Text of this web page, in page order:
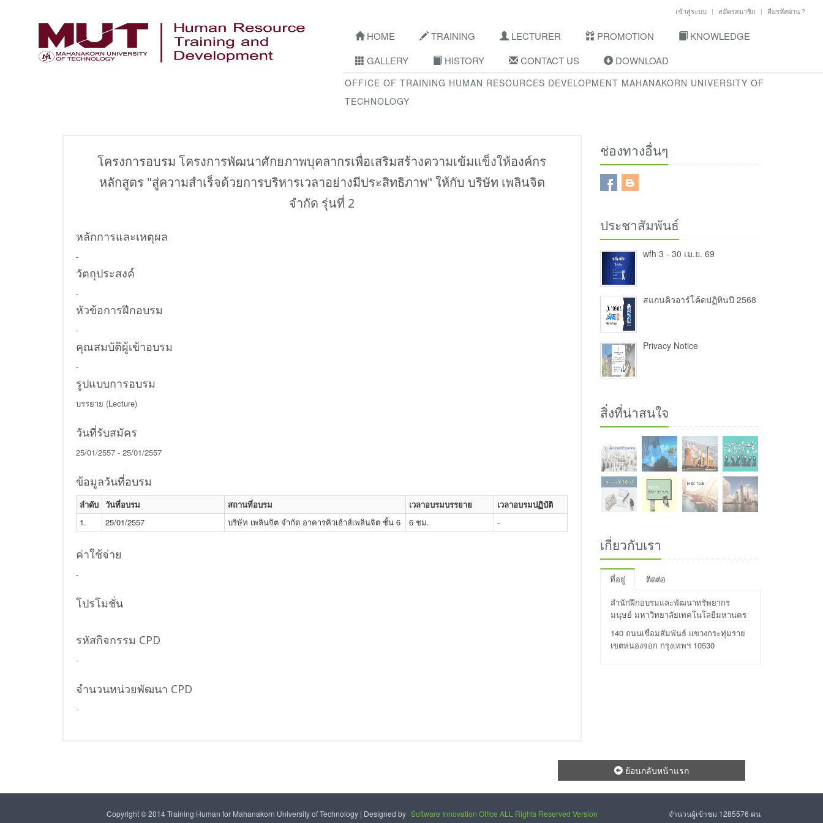
เข้าสู่ระบบ สมัครสมาชิก ลืมรหัสผ่าน ?
HOME TRAINING LECTURER PROMOTION
KNOWLEDGE
GALLERY
HISTORY CONTACT US DOWNLOAD
OFFICE OF TRAINING HUMAN RESOURCES DEVELOPMENT MAHANAKORN UNIVERSITY OF
TECHNOLOGY
โครงการอบรม โครงการพัฒนาศักยภาพบุคลากรเพื่อเสริมสร้างความเข้มแข็งให้องค์กร
หลักสูตร "สู่ความสำเร็จด้วยการบริหารเวลาอย่างมีประสิทธิภาพ" ให้กับ บริษัท เพลินจิต
จำกัด รุ่นที่ 2
หลักการและเหตุผล
-
วัตถุประสงค์
-
หัวข้อการฝีกอบรม
-
คุณสมบัติผู้เข้าอบรม
-
รูปแบบการอบรม
บรรยาย (Lecture)
วันที่รับสมัคร
25/01/2557 - 25/01/2557
ข้อมูลวันที่อบรม
ลำดับ วันที่อบรม สถานที่อบรม เวลาอบรมบรรยาย
เวลาอบรมปฏิบัติ
1.
25/01/2557 บริษัท เพลินจิต จำกัด อาคารคิวเฮ้าส์เพลินจิต ชั้น 6 6 ชม. -
ค่าใช้จ่าย
-
โปรโมชั่น
รหัสกิจกรรม CPD
-
จำนวนหน่วยพัฒนา CPD
-
ช่องทางอื่นๆ
ประชาสัมพันธ์
wfh 3 - 30 เม.ย. 69
สแกนคิวอาร์โค้ดปฏิทินปี 2568
Privacy Notice
สิ่งที่น่าสนใจ
เกี่ยวกับเรา
ที่อยู่
ติดต่อ
สำนักฝึกอบรมและพัฒนาทรัพยากร
มนุษย์ มหาวิทยาลัยเทคโนโลยีมหานคร
140 ถนนเชื่อมสัมพันธ์ แขวงกระทุ่มราย
เขตหนองจอก กรุงเทพฯ 10530
ย้อนกลับหน้าแรก
Copyright © 2014 Training Human for Mahanakorn University of Technology | Designed by Software Innovation Office ALL Rights Reserved Version
จำนวนผู้เข้าชม 1285576 คน